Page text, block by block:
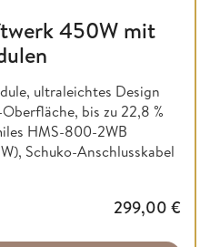
450W mit
ultraleichtes Design
bis zu 22,8 %
HMS-800-2WB
Schuko-Anschlusskabel
299,00 €